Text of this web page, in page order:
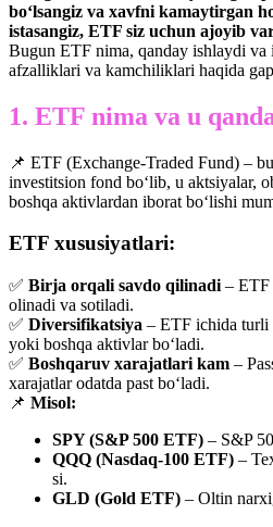
bo‘lsangiz va xavfni kamaytirgan
istasangiz, ETF siz uchun ajoyib
Bugun ETF nima, qanday ishlaydi va
afzalliklari va kamchiliklari haqida
1. ETF nima va u
📌 ETF (Exchange-Traded Fund) –
investitsion fond bo‘lib, u aktsiyalar,
boshqa aktivlardan iborat bo‘lishi
ETF xususiyatlari:
✅ Birja orqali savdo qilinadi – ETF
olinadi va sotiladi.
✅ Diversifikatsiya – ETF ichida turli
yoki boshqa aktivlar bo‘ladi.
✅ Boshqaruv xarajatlari kam –
xarajatlar odatda past bo‘ladi.
📌 Misol:
SPY (S&P 500 ETF) – S&P
QQQ (Nasdaq-100 ETF) –
si.
GLD (Gold ETF) – Oltin